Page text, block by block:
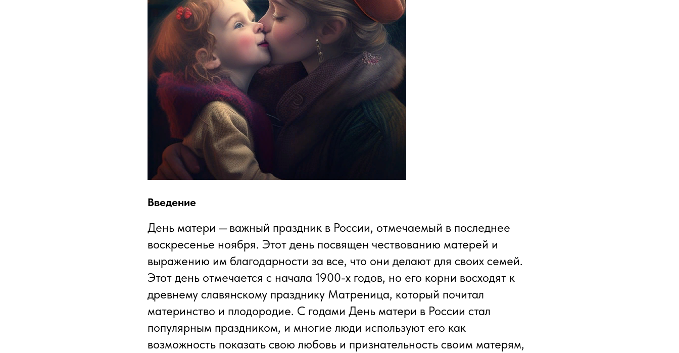
Введение
День матери — важный праздник в России, отмечаемый в последнее
воскресенье ноября. Этот день посвящен чествованию матерей и
выражению им благодарности за все, что они делают для своих семей.
Этот день отмечается с начала 1900-х годов, но его корни восходят к
древнему славянскому празднику Матреница, который почитал
материнство и плодородие. С годами День матери в России стал
популярным праздником, и многие люди используют его как
возможность показать свою любовь и признательность своим матерям,